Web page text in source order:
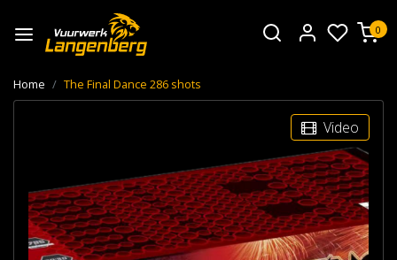
0
Home The Final Dance 286 shots
Video